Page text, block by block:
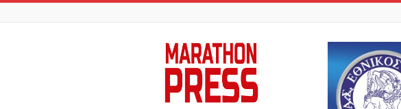
Marathon
Press